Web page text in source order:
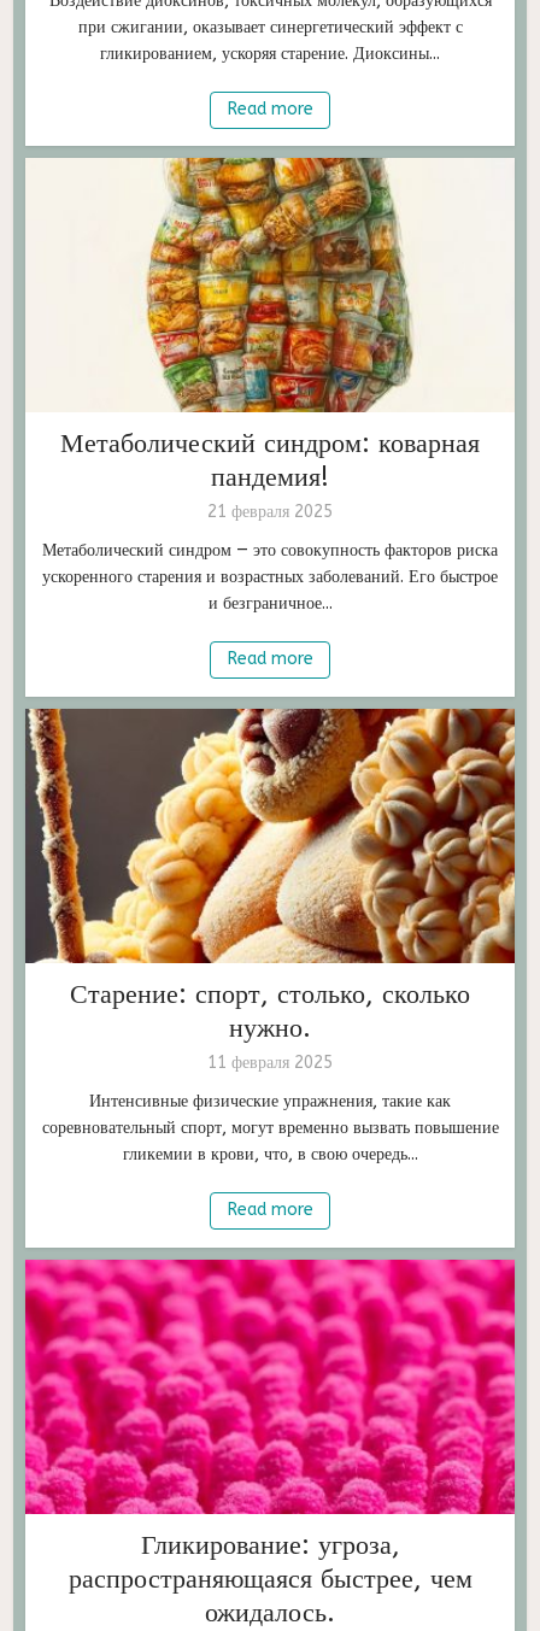
при сжигании, оказывает синергетический эффект с
гликированием, ускоряя старение. Диоксины...
Read more
Метаболический синдром: коварная
пандемия!
21 февраля 2025
Метаболический синдром — это совокупность факторов риска
ускоренного старения и возрастных заболеваний. Его быстрое
и безграничное...
Read more
Старение: спорт, столько, сколько
нужно.
11 февраля 2025
Интенсивные физические упражнения, такие как
соревновательный спорт, могут временно вызвать повышение
гликемии в крови, что, в свою очередь...
Read more
Гликирование: угроза,
распространяющаяся быстрее, чем
ожидалось.